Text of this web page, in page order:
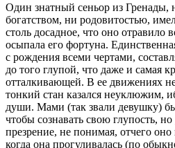
Один знатный сеньор из Гренады,
богатством, ни родовитостью,
столь досадное, что оно отравило
осыпала его фортуна.
с рождения всеми чертами,
до того глупой, что даже и самая
отталкивающей. В ее движениях
тонкий стан казался неуклюжим,
души. Мами (так звали девушку)
чтобы сознавать свою глупость,
презрение, не понимая, отчего
когда она прогуливалась (по